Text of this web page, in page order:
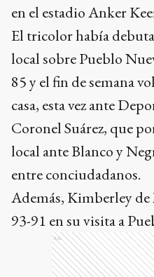
en el estadio Anker
El tricolor había
local sobre Pueblo
85 y el fin de semana
casa, esta vez ante
Coronel Suárez, que
local ante Blanco y
entre conciudadanos.
Además, Kimberley de
93-91 en su visita a
Ads